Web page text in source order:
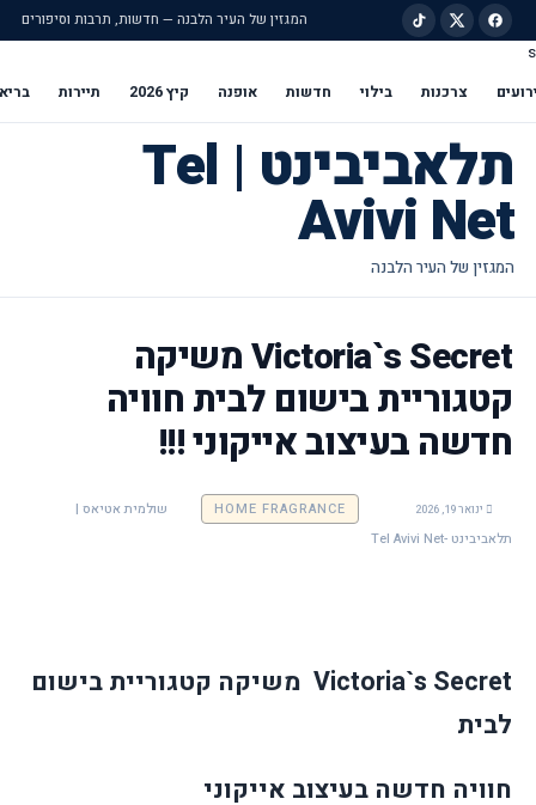
המגזין של העיר הלבנה — חדשות, תרבות וסיפורים
s
צרכנות בילוי חדשות אופנה קיץ 2026 תיירות
תלאביבינט | Tel
Avivi Net
Victoria`s Secret משיקה
קטגוריית בישום לבית חוויה
חדשה בעיצוב אייקוני !!!
ינואר 19, 2026 HOME FRAGRANCE
שולמית אטיאס |
תלאביבינט -Tel Avivi Net
Victoria`s Secret משיקה קטגוריית בישום
לבית
חוויה חדשה בעיצוב אייקוני